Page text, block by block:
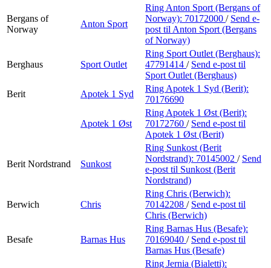
Bergans of
Norway
Anton Sport
Ring Anton Sport (Bergans of
Norway): 70172000 / Send e-
post til Anton Sport (Bergans
of Norway)
Berghaus Sport Outlet
Ring Sport Outlet (Berghaus):
47791414 / Send e-post til
Sport Outlet (Berghaus)
Berit
Apotek 1 Syd
Ring Apotek 1 Syd (Berit):
70176690
Apotek 1 Øst
Ring Apotek 1 Øst (Berit):
70172760 / Send e-post til
Apotek 1 Øst (Berit)
Berit Nordstrand Sunkost
Ring Sunkost (Berit
Nordstrand): 70145002 / Send
e-post til Sunkost (Berit
Nordstrand)
Berwich Chris
Ring Chris (Berwich):
70142208 / Send e-post til
Chris (Berwich)
Besafe Barnas Hus
Ring Barnas Hus (Besafe):
70169040 / Send e-post til
Barnas Hus (Besafe)
Ring Jernia (Bialetti):